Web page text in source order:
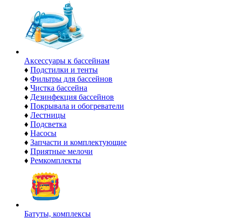
Аксессуары к бассейнам
♦ Подстилки и тенты
♦ Фильтры для бассейнов
♦ Чистка бассейна
♦ Дезинфекция бассейнов
♦ Покрывала и обогреватели
♦ Лестницы
♦ Подсветка
♦ Насосы
♦ Запчасти и комплектующие
♦ Приятные мелочи
♦ Ремкомплекты
Батуты, комплексы